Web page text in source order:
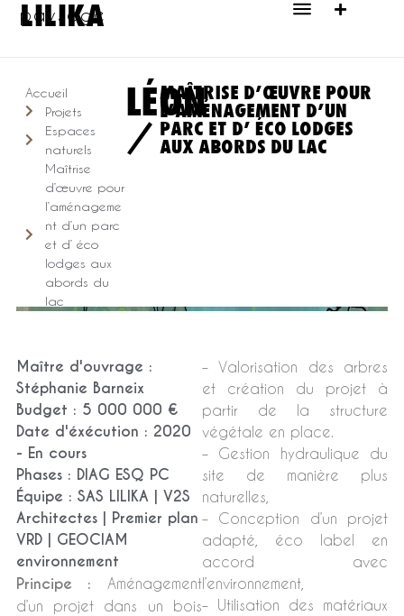
LILIKA
paysage
Accueil
Projets
Espaces
naturels
Maîtrise
d’œuvre pour
l’aménageme
nt d’un parc
et d’ éco
lodges aux
abords du
lac
LÉON
/
MAÎTRISE D’ŒUVRE POUR
L’AMÉNAGEMENT D’UN
PARC ET D’ ÉCO LODGES
AUX ABORDS DU LAC
Maître d'ouvrage :
Stéphanie Barneix
Budget : 5 000 000 €
Date d'éxécution : 2020
- En cours
Phases : DIAG ESQ PC
Équipe : SAS LILIKA | V2S
Architectes | Premier plan
VRD | GEOCIAM
environnement
Principe :
Aménagement
d’un projet dans un bois
– Valorisation des arbres
et création du projet à
partir de la structure
végétale en place.
– Gestion hydraulique du
site de manière plus
naturelles,
– Conception d’un projet
adapté, éco label en
accord avec
l’environnement,
– Utilisation des matériaux